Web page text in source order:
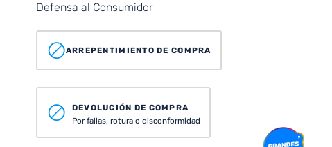
Defensa al Consumidor
ARREPENTIMIENTO DE COMPRA
DEVOLUCIÓN DE COMPRA
Por fallas, rotura o disconformidad